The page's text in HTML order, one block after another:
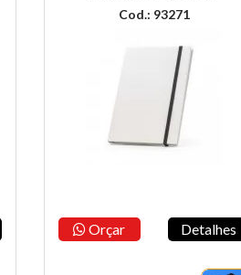
Cod.: 93271
Orçar Detalhes